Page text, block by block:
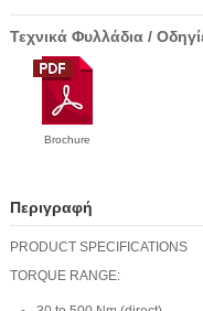
Τεχνικά Φυλλάδια /
Brochure
Περιγραφή
PRODUCT SPECIFICATIONS
TORQUE RANGE: